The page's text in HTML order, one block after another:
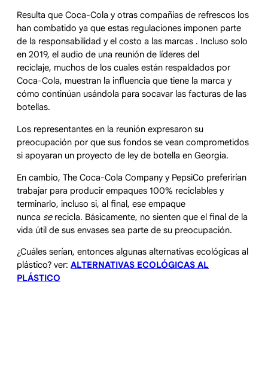
Resulta que Coca-Cola y otras compañías de refrescos los
han combatido ya que estas regulaciones imponen parte
de la responsabilidad y el costo a las marcas . Incluso solo
en 2019, el audio de una reunión de líderes del
reciclaje, muchos de los cuales están respaldados por
Coca-Cola, muestran la influencia que tiene la marca y
cómo continúan usándola para socavar las facturas de las
botellas.
Los representantes en la reunión expresaron su
preocupación por que sus fondos se vean comprometidos
si apoyaran un proyecto de ley de botella en Georgia.
En cambio, The Coca-Cola Company y PepsiCo preferirían
trabajar para producir empaques 100% reciclables y
terminarlo, incluso si, al final, ese empaque
nunca serecicla. Básicamente, no sienten que el final de la
vida útil de sus envases sea parte de su preocupación.
¿Cuáles serían, entonces algunas alternativas ecológicas al
plástico? ver: ALTERNATIVAS ECOLÓGICAS AL
PLÁSTICO